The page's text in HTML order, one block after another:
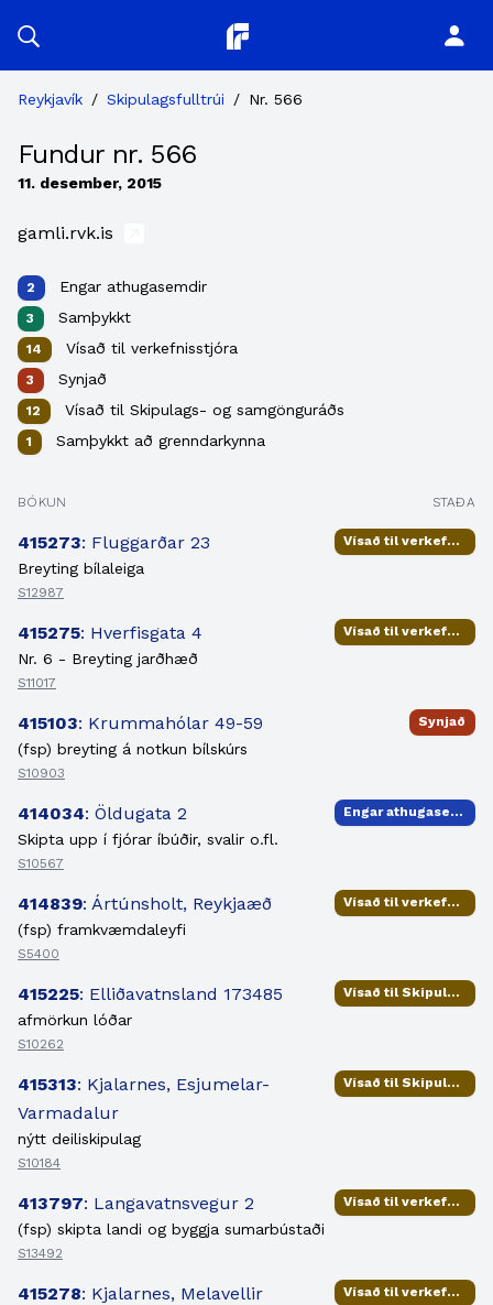
Planitor
Reykjavík / Skipulagsfulltrúi / Nr. 566
Fundur nr. 566
11. desember, 2015
gamli.rvk.is
2 Engar athugasemdir
3 Samþykkt
14 Vísað til verkefnisstjóra
3 Synjað
12 Vísað til Skipulags- og samgönguráðs
1 Samþykkt að grenndarkynna
BÓKUN STAÐA
415273: Fluggarðar 23
Breyting bílaleiga
S12987
Vísað til verkefnisstjóra
415275: Hverfisgata 4
Nr. 6 - Breyting jarðhæð
S11017
Vísað til verkefnisstjóra
415103: Krummahólar 49-59
(fsp) breyting á notkun bílskúrs
S10903
Synjað
414034: Öldugata 2
Skipta upp í fjórar íbúðir, svalir o.fl.
S10567
Engar athugasemdir
414839: Ártúnsholt, Reykjaæð
(fsp) framkvæmdaleyfi
S5400
Vísað til verkefnisstjóra
415225: Elliðavatnsland 173485
afmörkun lóðar
S10262
Vísað til Skipulags- og samgönguráðs
415313: Kjalarnes, Esjumelar-
Varmadalur
nýtt deiliskipulag
S10184
Vísað til Skipulags- og samgönguráðs
413797: Langavatnsvegur 2
(fsp) skipta landi og byggja sumarbústaði
S13492
Vísað til verkefnisstjóra
415278: Kjalarnes, Melavellir Vísað til verkefnisstjóra